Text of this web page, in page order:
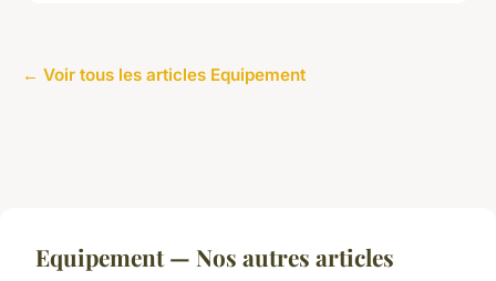
← Voir tous les articles Equipement
Equipement — Nos autres articles